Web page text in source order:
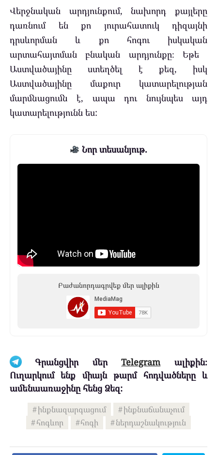
Վերջնական արդյունքում, նախորդ քայլերը
դառնում են քո յուրահատուկ դիզայնի
դրսևորման և քո հոգու իսկական
արտահայտման բնական արդյունքը։ Եթե ​​
Աստվածայինը ստեղծել է քեզ, իսկ
Աստվածայինը մաքուր կատարելության
մարմնացումն է, ապա դու նույնպես այդ
կատարելությունն ես:
Նոր տեսանյութ.
Բաժանորդագրվեք մեր ալիքին
Գրանցվիր մերTelegramալիքին։
Ուղարկում ենք միայն թարմ հոդվածները և
ամենաառաջինը հենց Ձեզ:
ինքնազարգացում
ինքնաճանաչում
հոգևոր
հոգի ներդաշնակություն